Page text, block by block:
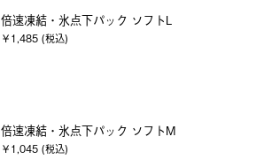
倍速凍結・氷点下パック ソフトL
￥1,485 (税込)
倍速凍結・氷点下パック ソフトM
￥1,045 (税込)